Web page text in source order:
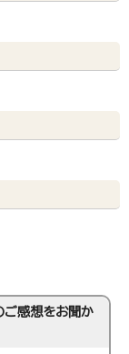
ご感想をお聞か